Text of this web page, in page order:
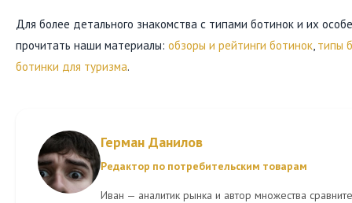
Для более детального знакомства с типами ботинок и их
прочитать наши материалы: обзоры и рейтинги ботинок, типы
ботинки для туризма.
Герман Данилов
Редактор по потребительским товарам
Иван — аналитик рынка и автор множества